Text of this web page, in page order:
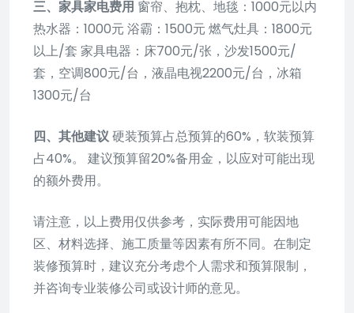
三、家具家电费用 窗帘、抱枕、地毯：1000元以内
热水器：1000元 浴霸：1500元 燃气灶具：1800元
以上/套 家具电器：床700元/张，沙发1500元/
套，空调800元/台，液晶电视2200元/台，冰箱
1300元/台
四、其他建议硬装预算占总预算的60%，软装预算
占40%。 建议预算留20%备用金，以应对可能出现
的额外费用。
请注意，以上费用仅供参考，实际费用可能因地
区、材料选择、施工质量等因素有所不同。在制定
装修预算时，建议充分考虑个人需求和预算限制，
并咨询专业装修公司或设计师的意见。